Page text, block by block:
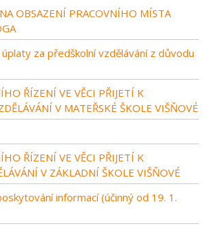
OBSAZENÍ PRACOVNÍHO MÍSTA
za předškolní vzdělávání z důvodu
ŘÍZENÍ VE VĚCI PŘIJETÍ K
V MATEŘSKÉ ŠKOLE VIŠŇOVÉ
ŘÍZENÍ VE VĚCI PŘIJETÍ K
V ZÁKLADNÍ ŠKOLE VIŠŇOVÉ
informací (účinný od 19. 1.